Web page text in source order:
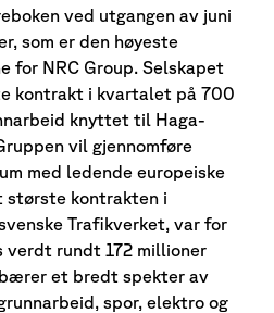
ved utgangen av juni
som er den høyeste
for NRC Group. Selskapet
kontrakt i kvartalet på 700
knyttet til Haga-
vil gjennomføre
med ledende europeiske
største kontrakten i
Trafikverket, var for
verdt rundt 172 millioner
et bredt spekter av
spor, elektro og